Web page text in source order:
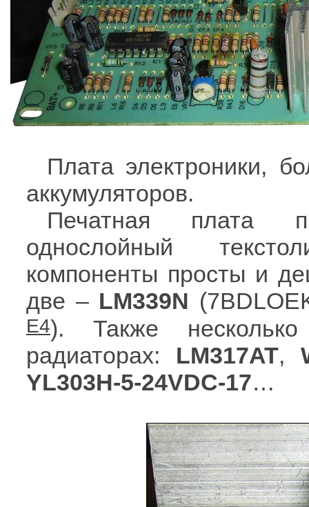
Плата электроники,
аккумуляторов.
Печатная плата
однослойный
компоненты просты и
две – LM339N
E4). Также
радиаторах: LM317AT,
YL303H-5-24VDC-17…